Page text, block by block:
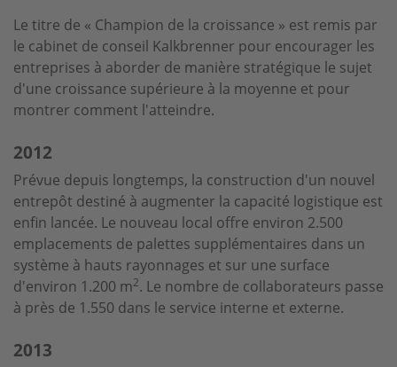
Le titre de « Champion de la croissance » est remis par
le cabinet de conseil Kalkbrenner pour encourager les
entreprises à aborder de manière stratégique le sujet
d'une croissance supérieure à la moyenne et pour
montrer comment l'atteindre.
2012
Prévue depuis longtemps, la construction d'un nouvel
entrepôt destiné à augmenter la capacité logistique est
enfin lancée. Le nouveau local offre environ 2.500
emplacements de palettes supplémentaires dans un
système à hauts rayonnages et sur une surface
d'environ 1.200 m2. Le nombre de collaborateurs passe
à près de 1.550 dans le service interne et externe.
2013